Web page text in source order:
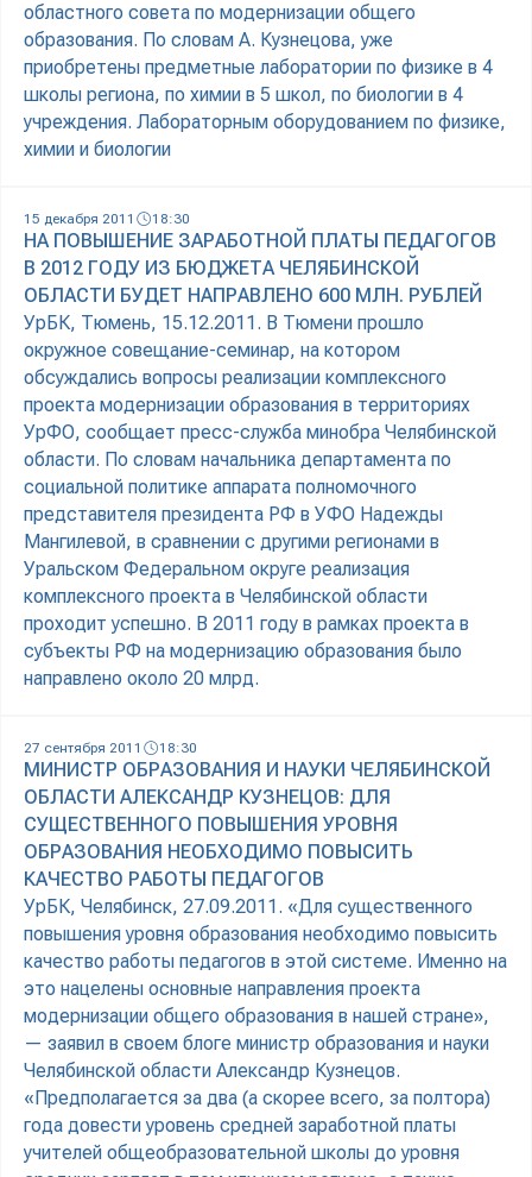
областного совета по модернизации общего
образования. По словам А. Кузнецова, уже
приобретены предметные лаборатории по физике в 4
школы региона, по химии в 5 школ, по биологии в 4
учреждения. Лабораторным оборудованием по физике,
химии и биологии
15 декабря 2011 18:30
НА ПОВЫШЕНИЕ ЗАРАБОТНОЙ ПЛАТЫ ПЕДАГОГОВ
В 2012 ГОДУ ИЗ БЮДЖЕТА ЧЕЛЯБИНСКОЙ
ОБЛАСТИ БУДЕТ НАПРАВЛЕНО 600 МЛН. РУБЛЕЙ
УрБК, Тюмень, 15.12.2011. В Тюмени прошло
окружное совещание-семинар, на котором
обсуждались вопросы реализации комплексного
проекта модернизации образования в территориях
УрФО, сообщает пресс-служба минобра Челябинской
области. По словам начальника департамента по
социальной политике аппарата полномочного
представителя президента РФ в УФО Надежды
Мангилевой, в сравнении с другими регионами в
Уральском Федеральном округе реализация
комплексного проекта в Челябинской области
проходит успешно. В 2011 году в рамках проекта в
субъекты РФ на модернизацию образования было
направлено около 20 млрд.
27 сентября 2011 18:30
МИНИСТР ОБРАЗОВАНИЯ И НАУКИ ЧЕЛЯБИНСКОЙ
ОБЛАСТИ АЛЕКСАНДР КУЗНЕЦОВ: ДЛЯ
СУЩЕСТВЕННОГО ПОВЫШЕНИЯ УРОВНЯ
ОБРАЗОВАНИЯ НЕОБХОДИМО ПОВЫСИТЬ
КАЧЕСТВО РАБОТЫ ПЕДАГОГОВ
УрБК, Челябинск, 27.09.2011. «Для существенного
повышения уровня образования необходимо повысить
качество работы педагогов в этой системе. Именно на
это нацелены основные направления проекта
модернизации общего образования в нашей стране»,
— заявил в своем блоге министр образования и науки
Челябинской области Александр Кузнецов.
«Предполагается за два (а скорее всего, за полтора)
года довести уровень средней заработной платы
учителей общеобразовательной школы до уровня